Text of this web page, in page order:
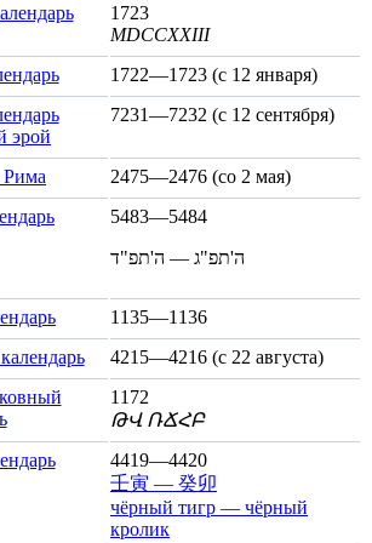
1723
MDCCXXIII
1722—1723 (с 12 января)
эрой
7231—7232 (с 12 сентября)
Рима 2475—2476 (со 2 мая)
5483—5484
ה'תפ"ג — ה'תפ"ד
1135—1136
4215—4216 (с 22 августа)
1172
ԹՎ ՌՃՀԲ
4419—4420
壬寅 — 癸卯
чёрный тигр — чёрный
кролик